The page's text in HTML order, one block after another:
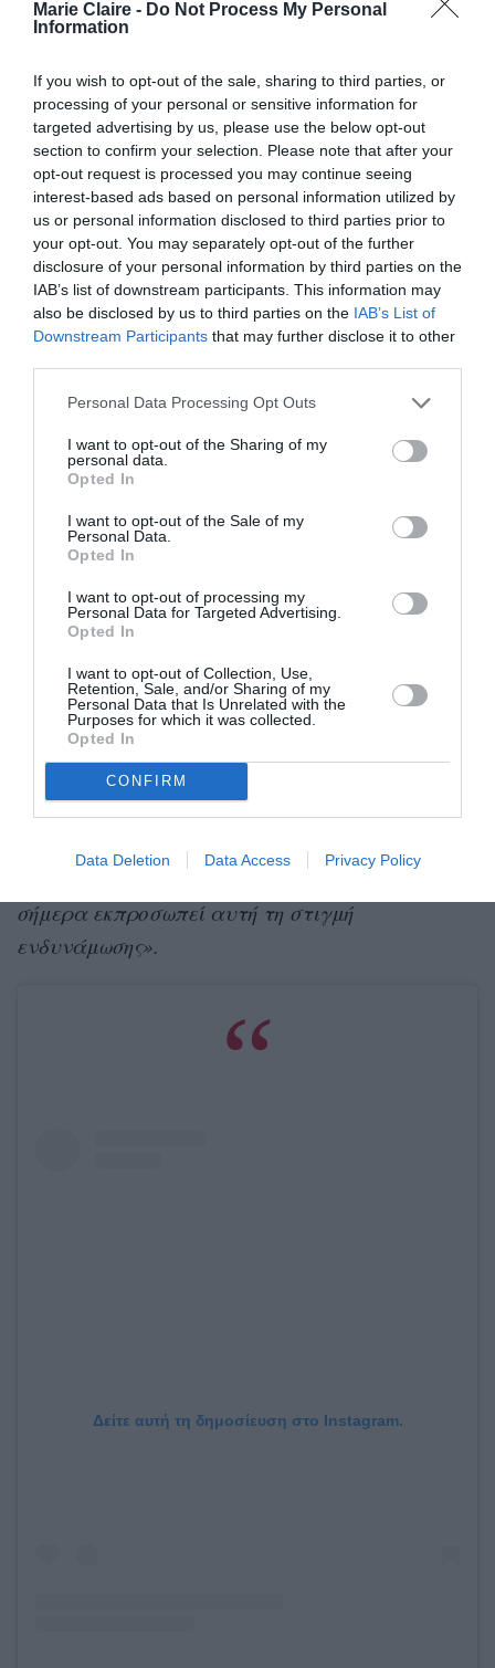
Marie Claire - Do Not Process My Personal
Information
If you wish to opt-out of the sale, sharing to third parties, or
processing of your personal or sensitive information for
targeted advertising by us, please use the below opt-out
section to confirm your selection. Please note that after your
opt-out request is processed you may continue seeing
interest-based ads based on personal information utilized by
us or personal information disclosed to third parties prior to
your opt-out. You may separately opt-out of the further
disclosure of your personal information by third parties on the
IAB’s list of downstream participants. This information may
also be disclosed by us to third parties on the IAB’s List of
Downstream Participants that may further disclose it to other
Personal Data Processing Opt Outs
I want to opt-out of the Sharing of my
personal data.
Opted In
I want to opt-out of the Sale of my
Personal Data.
Opted In
I want to opt-out of processing my
Personal Data for Targeted Advertising.
Opted In
I want to opt-out of Collection, Use,
Retention, Sale, and/or Sharing of my
Personal Data that Is Unrelated with the
Purposes for which it was collected.
Opted In
CONFIRM
Data Deletion Data Access Privacy Policy
News, το αποκόμμα εντοπίστηκε «κρυμμένο
μέσα σε μια ντουλάπα»
Το ανανεωμένο ενδιαφέρον γύρω από τη σχέση
του πρώην πρίγκιπα Andrew με τον Epstein
φέρεται να ανάγκασε τον Βασιλιά Κάρολο να
προχωρήσει σε αλλαγές εντός της βασιλικής
οικογένειας. Εκτός από την έξωση του αδελφού
του, ο μονάρχης του αφαίρεσε και τους
τελευταίους βασιλικούς τίτλους που
διατηρούσε. Πλέον δεν φέρει τον τίτλο του
θα εγκαταλείψει το Royal Lodge στο Windsor και
κτήμα Sandringham το 2026.
Πάντως, η διαχρονική δύναμη του φορέματος
αποδείχθηκε και πρόσφατα, όταν τον Νοέμβριο
κέρινο ομοίωμα της Diana φορώντας το
θρυλικό
revenge dress.
εξήγησε:«Το Grévin επέλεξε το εμβληματικό
revenge dress: το μαύρο, στράπλες φόρεμα που
φόρεσε το βράδυ μετά τη δημόσια παραδοχή
της απιστίας από τον πρίγκιπα Charles. Ήταν
τολμηρό, κομψό και εντελώς απρόσμενο. Εκείνο
το βράδυ, το φόρεμα έγινε σύμβολο
σήμερα εκπροσωπεί αυτή τη στιγμή
ενδυνάμωσης».
Δείτε αυτή τη δημοσίευση στο Instagram.